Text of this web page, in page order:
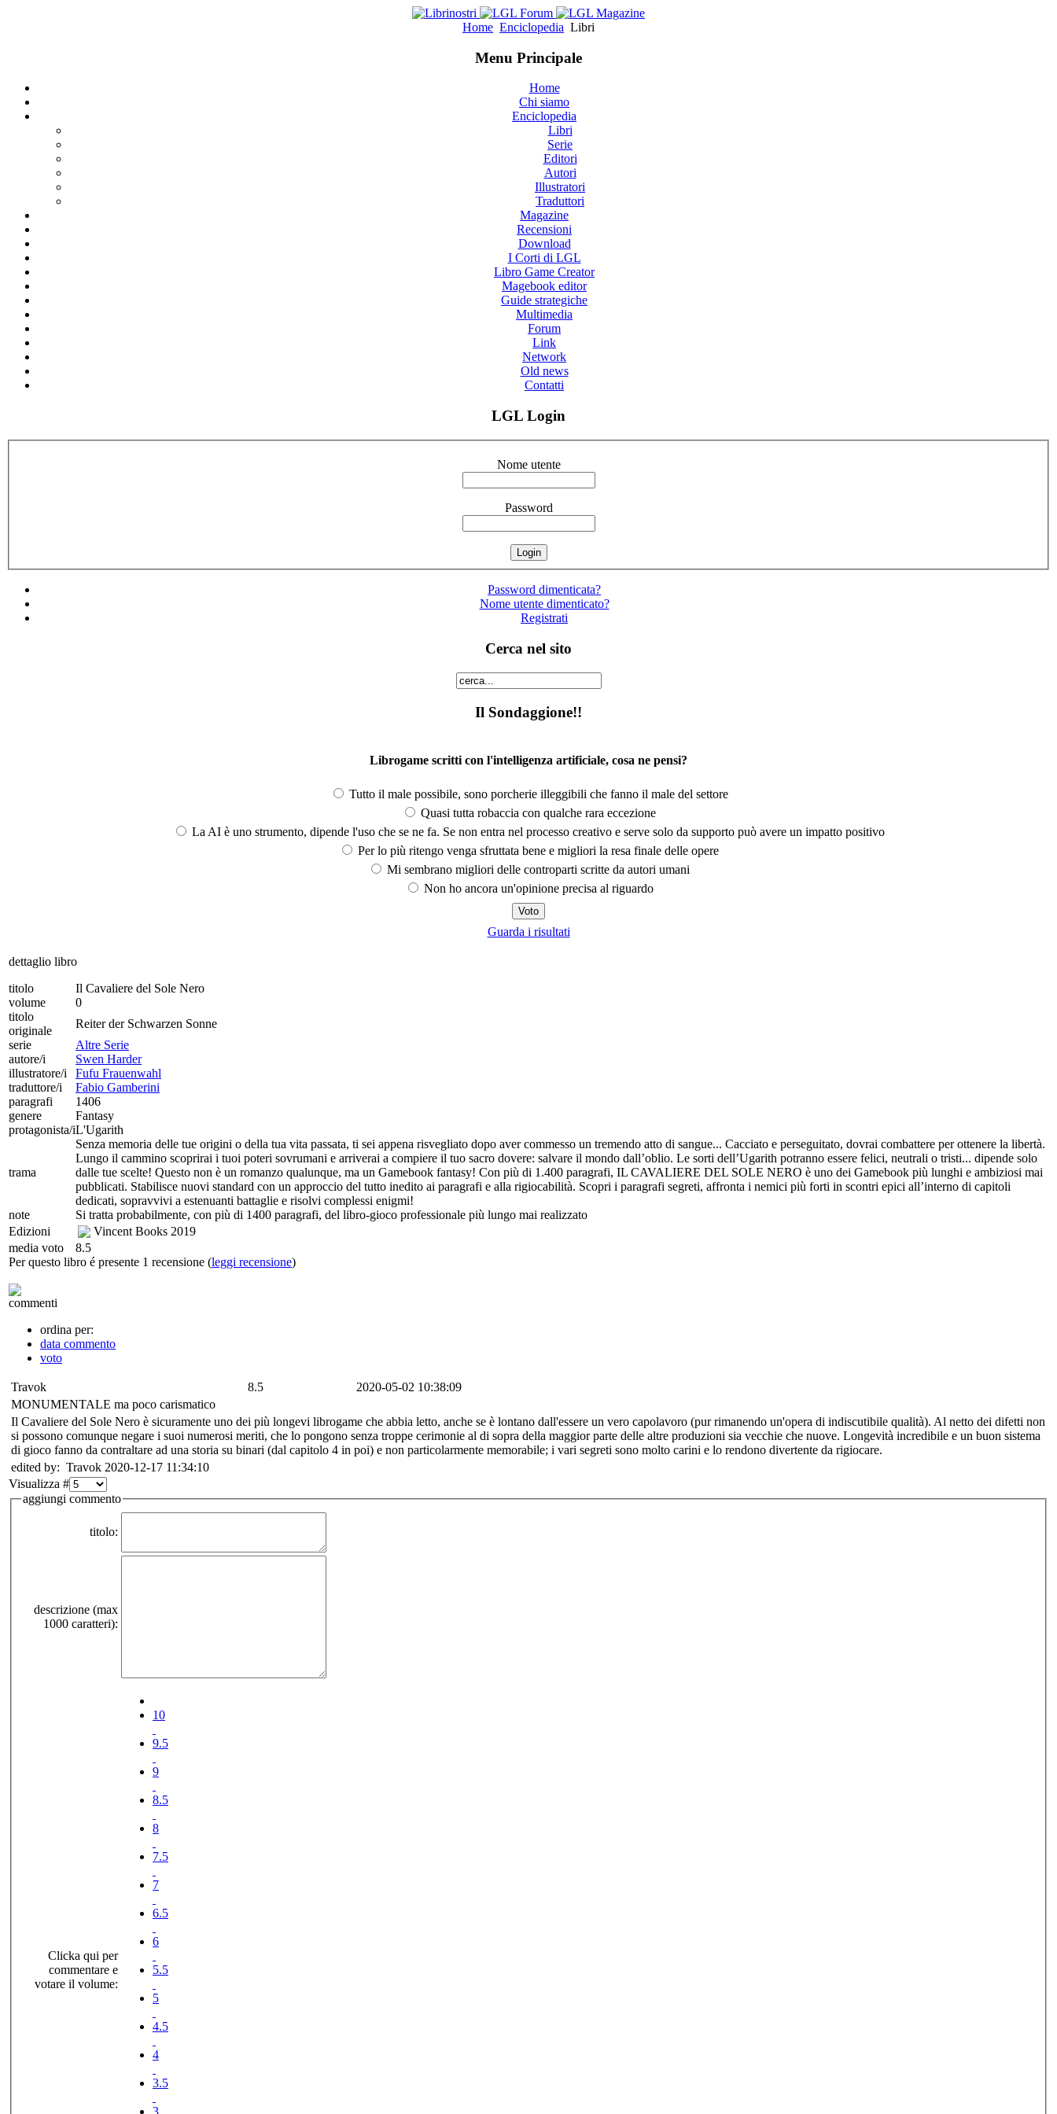
Home Enciclopedia Libri
Menu Principale
Home
Chi siamo
Enciclopedia
Libri
Serie
Editori
Autori
Illustratori
Traduttori
Magazine
Recensioni
Download
I Corti di LGL
Libro Game Creator
Magebook editor
Guide strategiche
Multimedia
Forum
Link
Network
Old news
Contatti
LGL Login
Nome utente
Password
Password dimenticata?
Nome utente dimenticato?
Registrati
Cerca nel sito
Il Sondaggione!!
Librogame scritti con l'intelligenza artificiale, cosa ne pensi?
Tutto il male possibile, sono porcherie illeggibili che fanno il male del settore
Quasi tutta robaccia con qualche rara eccezione
La AI è uno strumento, dipende l'uso che se ne fa. Se non entra nel processo creativo e serve solo da supporto può avere un impatto positivo
Per lo più ritengo venga sfruttata bene e migliori la resa finale delle opere
Mi sembrano migliori delle controparti scritte da autori umani
Non ho ancora un'opinione precisa al riguardo
Guarda i risultati
dettaglio libro
titolo
Il Cavaliere del Sole Nero
volume
0
titolo
originale
Reiter der Schwarzen Sonne
serie
Altre Serie
autore/i
Swen Harder
illustratore/i
Fufu Frauenwahl
traduttore/i
Fabio Gamberini
paragrafi
1406
genere
Fantasy
protagonista/iL'Ugarith
trama
Senza memoria delle tue origini o della tua vita passata, ti sei appena risvegliato dopo aver commesso un tremendo atto di sangue... Cacciato e perseguitato, dovrai combattere per ottenere la libertà.
Lungo il cammino scoprirai i tuoi poteri sovrumani e arriverai a compiere il tuo sacro dovere: salvare il mondo dall’oblio. Le sorti dell’Ugarith potranno essere felici, neutrali o tristi... dipende solo
dalle tue scelte! Questo non è un romanzo qualunque, ma un Gamebook fantasy! Con più di 1.400 paragrafi, IL CAVALIERE DEL SOLE NERO è uno dei Gamebook più lunghi e ambiziosi mai
pubblicati. Stabilisce nuovi standard con un approccio del tutto inedito ai paragrafi e alla rigiocabilità. Scopri i paragrafi segreti, affronta i nemici più forti in scontri epici all’interno di capitoli
dedicati, sopravvivi a estenuanti battaglie e risolvi complessi enigmi!
note
Si tratta probabilmente, con più di 1400 paragrafi, del libro-gioco professionale più lungo mai realizzato
Edizioni
Vincent Books 2019
media voto
8.5
Per questo libro é presente 1 recensione (leggi recensione)
commenti
ordina per:
data commento
voto
Travok 8.5
2020-05-02 10:38:09
MONUMENTALE ma poco carismatico
Il Cavaliere del Sole Nero è sicuramente uno dei più longevi librogame che abbia letto, anche se è lontano dall'essere un vero capolavoro (pur rimanendo un'opera di indiscutibile qualità). Al netto dei difetti non
si possono comunque negare i suoi numerosi meriti, che lo pongono senza troppe cerimonie al di sopra della maggior parte delle altre produzioni sia vecchie che nuove. Longevità incredibile e un buon sistema
di gioco fanno da contraltare ad una storia su binari (dal capitolo 4 in poi) e non particolarmente memorabile; i vari segreti sono molto carini e lo rendono divertente da rigiocare.
edited by: Travok 2020-12-17 11:34:10
Visualizza #
aggiungi commento
titolo:
descrizione (max
1000 caratteri):
Clicka qui per
commentare e
votare il volume:
10
9.5
9
8.5
8
7.5
7
6.5
6
5.5
5
4.5
4
3.5